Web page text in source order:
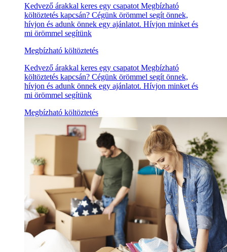
Kedvező árakkal keres egy csapatot Megbízható
költöztetés kapcsán? Cégünk örömmel segít önnek,
hívjon és adunk önnek egy ajánlatot. Hívjon minket és
mi örömmel segítünk
Megbízható költöztetés
Kedvező árakkal keres egy csapatot Megbízható
költöztetés kapcsán? Cégünk örömmel segít önnek,
hívjon és adunk önnek egy ajánlatot. Hívjon minket és
mi örömmel segítünk
Megbízható költöztetés